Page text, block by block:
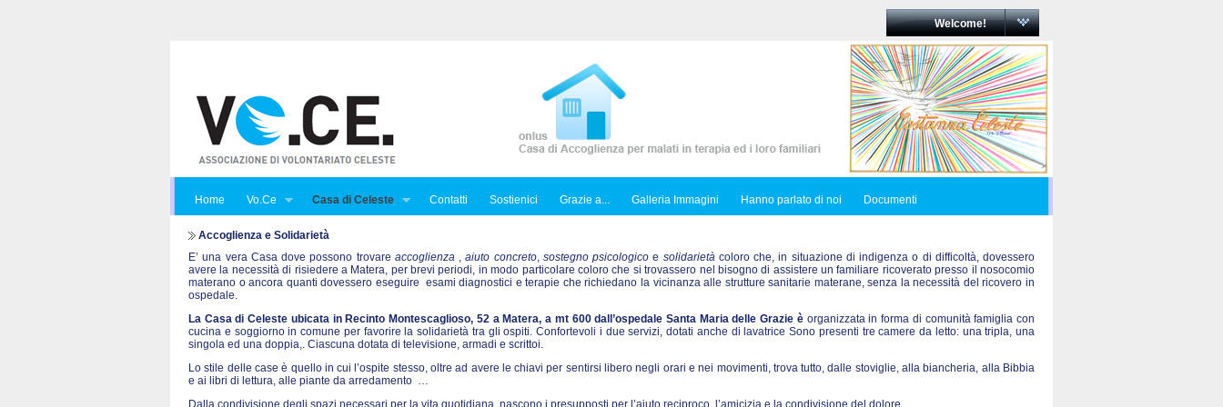
Welcome!
Home Vo.Ce Casa di Celeste Contatti Sostienici Grazie a... Galleria Immagini Hanno parlato di noi Documenti
Accoglienza e Solidarietà
E’ una vera Casa dove possono trovare accoglienza,aiuto concreto, sostegno psicologico e solidarietàcoloro che, in situazione di indigenza o di difficoltà, dovessero
avere la necessità di risiedere a Matera, per brevi periodi, in modo particolare coloro che si trovassero nel bisogno di assistere un familiare ricoverato presso il nosocomio
materano o ancora quanti dovessero eseguire esami diagnostici e terapie che richiedano la vicinanza alle strutture sanitarie materane, senza la necessità del ricovero in
ospedale.
La Casa di Celeste ubicata in Recinto Montescaglioso, 52 a Matera, a mt 600 dall’ospedale Santa Maria delle Grazie èorganizzata in forma di comunità famiglia con
cucina e soggiorno in comune per favorire la solidarietà tra gli ospiti. Confortevoli i due servizi, dotati anche di lavatrice Sono presenti tre camere da letto: una tripla, una
singola ed una doppia,. Ciascuna dotata di televisione, armadi e scrittoi.
Lo stile delle case è quello in cui l’ospite stesso, oltre ad avere le chiavi per sentirsi libero negli orari e nei movimenti, trova tutto, dalle stoviglie, alla biancheria, alla Bibbia
e ai libri di lettura, alle piante da arredamento …
Dalla condivisione degli spazi necessari per la vita quotidiana, nascono i presupposti per l’aiuto reciproco, l’amicizia e la condivisione del dolore.